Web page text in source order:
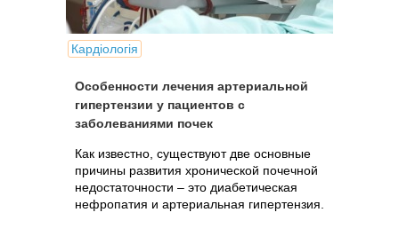
Кардіологія
Особенности лечения артериальной
гипертензии у пациентов с
заболеваниями почек
Как известно, существуют две основные
причины развития хронической почечной
недостаточности – это диабетическая
нефропатия и артериальная гипертензия.